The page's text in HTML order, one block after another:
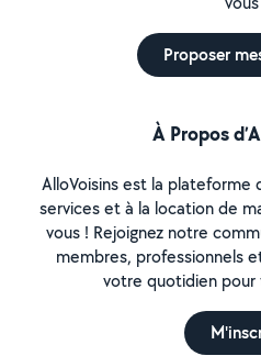
Proposer
À Propos
AlloVoisins est la
services et à la location de
vous ! Rejoignez notre
membres, professionnels
votre quotidien pour